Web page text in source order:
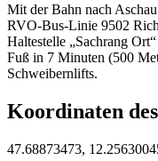
Mit der Bahn nach
RVO-Bus-Linie 9502
Haltestelle „Sachrang
Fuß in 7 Minuten (500
Schweibernlifts.
Koordinaten
47.68873473,